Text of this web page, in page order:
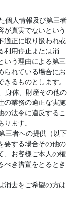
個人情報及び第三者
が真実でないという
適正に取り扱われ或
利用停止または消
いう理由による第三
られている場合にお
るものとします。
身体、財産その他の
の業務の適正な実施
の法令に違反するこ
ます。
三者への提供（以下
要する場合その他の
、お客様ご本人の権
べき措置をとるとき
消去をご希望の方は